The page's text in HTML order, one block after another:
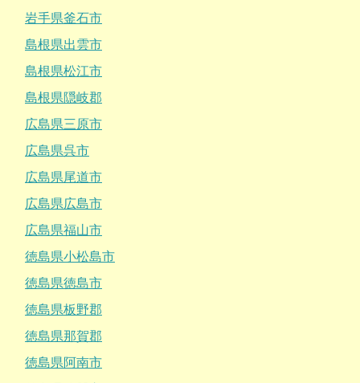
岩手県釜石市
島根県出雲市
島根県松江市
島根県隠岐郡
広島県三原市
広島県呉市
広島県尾道市
広島県広島市
広島県福山市
徳島県小松島市
徳島県徳島市
徳島県板野郡
徳島県那賀郡
徳島県阿南市